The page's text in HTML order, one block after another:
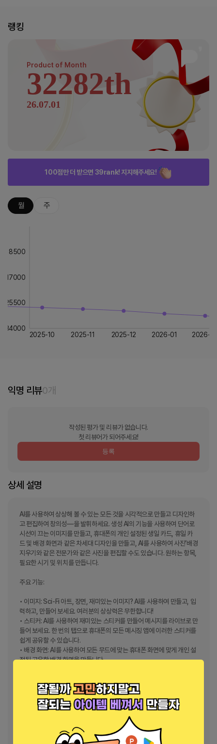
랭킹
Product of Month
32282th
26.07.01
100점만 더 받으면 39rank! 지지해주세요!
월 주
2025-10 2025-11 2025-12 2026-01 2026-
8500
17000
25500
34000
익명 리뷰0개
작성된 평가 및 리뷰가 없습니다.
첫 리뷰어가 되어주세요!
등록
상세 설명
AI를 사용하여 상상해 볼 수 있는 모든 것을 시각적으로 만들고 디자인하
고 편집하여 창의성—을 발휘하세요. 생성 AI의 기능을 사용하여 단어로
시선이 끄는 이미지를 만들고, 휴대폰의 개인 설정된 생일 카드, 휴일 카
드 및 배경 화면과 같은 차세대 디자인을 만들고, AI를 사용하여 사진’배경
지우기와 같은 전문가와 같은 사진을 편집할 수도 있습니다. 원하는 항목,
필요한 시기 및 위치를 만듭니다.
주요 기능:
• 이미지: Sci-Fi 아트, 장면, 재미있는 이미지? AI를 사용하여 만들고, 입
력하고, 만들어 보세요. 여러분의 상상력은 무한합니다!
• 스티커: AI를 사용하여 재미있는 스티커를 만들어 메시지를 라이브로 만
들어 보세요. 한 번의 탭으로 휴대폰의 모든 메시징 앱에 이러한 스티커를
쉽게 공유할 수 있습니다.
• 배경 화면: AI를 사용하여 모든 무드에 맞는 휴대폰 화면에 맞게 개인 설
정된 고유한 배경 화면을 만듭니다.
• 휴일 카드: 모든 경우에 대한 휴일 디자인으로 휴일의 휴일을 전파합니
다. 행사 내용을 입력하고 바로 사용할 수 있는 다양한 디자인을 받으세요.
• 생일 카드: 축하를 위해 개인 설정된 카드로 얼마나 신경 쓰는지 보여 줍
• AI를 사용하여 이미지 편집: 사진과 이미지를 제어하고 AI를 사용하여
완벽하게 만듭니다. 디자이너는 한 번의 탭으로 다음을 지원합니다.